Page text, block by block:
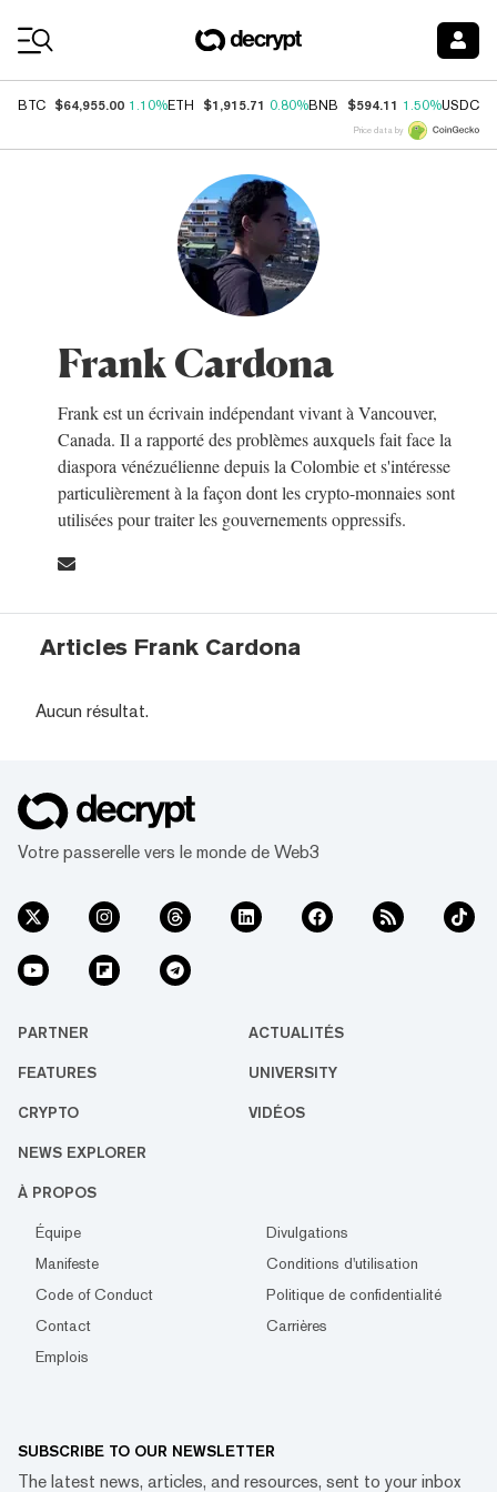
BTC $64,955.00 1.10%ETH $1,915.71 0.80%BNB $594.11 1.50%USDC
Price data by
Frank Cardona
Frank est un écrivain indépendant vivant à Vancouver,
Canada. Il a rapporté des problèmes auxquels fait face la
diaspora vénézuélienne depuis la Colombie et s'intéresse
particulièrement à la façon dont les crypto-monnaies sont
utilisées pour traiter les gouvernements oppressifs.
Articles Frank Cardona
Aucun résultat.
Votre passerelle vers le monde de Web3
PARTNER ACTUALITÉS
FEATURES UNIVERSITY
CRYPTO VIDÉOS
NEWS EXPLORER
À PROPOS
Équipe
Divulgations
Manifeste
Conditions d'utilisation
Code of Conduct
Politique de confidentialité
Contact
Carrières
Emplois
SUBSCRIBE TO OUR NEWSLETTER
The latest news, articles, and resources, sent to your inbox